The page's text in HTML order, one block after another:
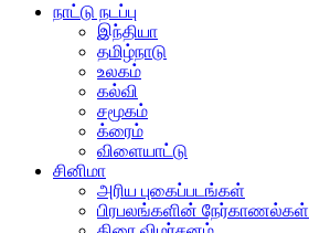
நாட்டு நடப்பு
இந்தியா
தமிழ்நாடு
உலகம்
கல்வி
சமூகம்
க்ரைம்
விளையாட்டு
சினிமா
அரிய புகைப்படங்கள்
பிரபலங்களின் நேர்காணல்கள்